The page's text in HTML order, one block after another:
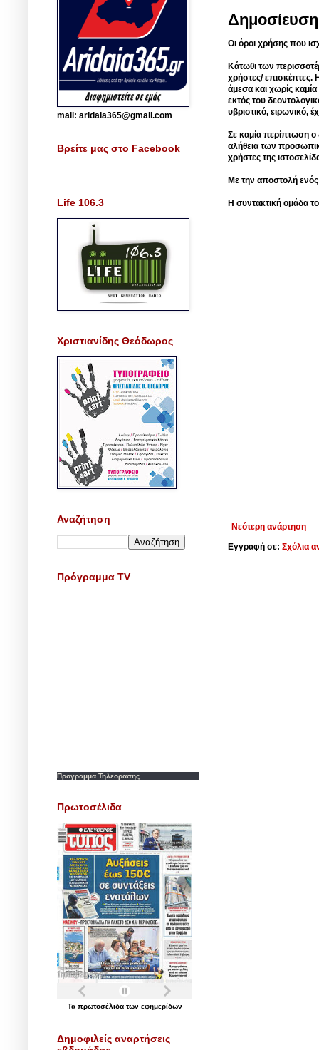
Οι όροι χρήσης που
Κάτωθι των
χρήστες/ επισκέπτες.
άμεσα και χωρίς
εκτός του
υβριστικό, ειρωνικό,
Σε καμία περίπτωση ο
αλήθεια των
χρήστες της
Με την αποστολή
Η συντακτική ομάδα
Νεότερη ανάρτηση
Εγγραφή σε: Σχόλια
mail: aridaia365@gmail.com
Βρείτε μας στο Facebook
Life 106.3
Χριστιανίδης Θεόδωρος
Αναζήτηση
Πρόγραμμα TV
Προγραμμα Τηλεορασης
Πρωτοσέλιδα
Τα πρωτοσέλιδα των εφημερίδων
Δημοφιλείς αναρτήσεις